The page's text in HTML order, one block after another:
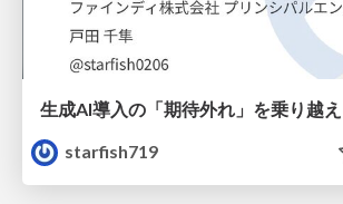
starfish719